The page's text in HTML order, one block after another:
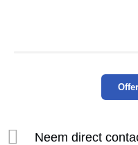
Neem direct